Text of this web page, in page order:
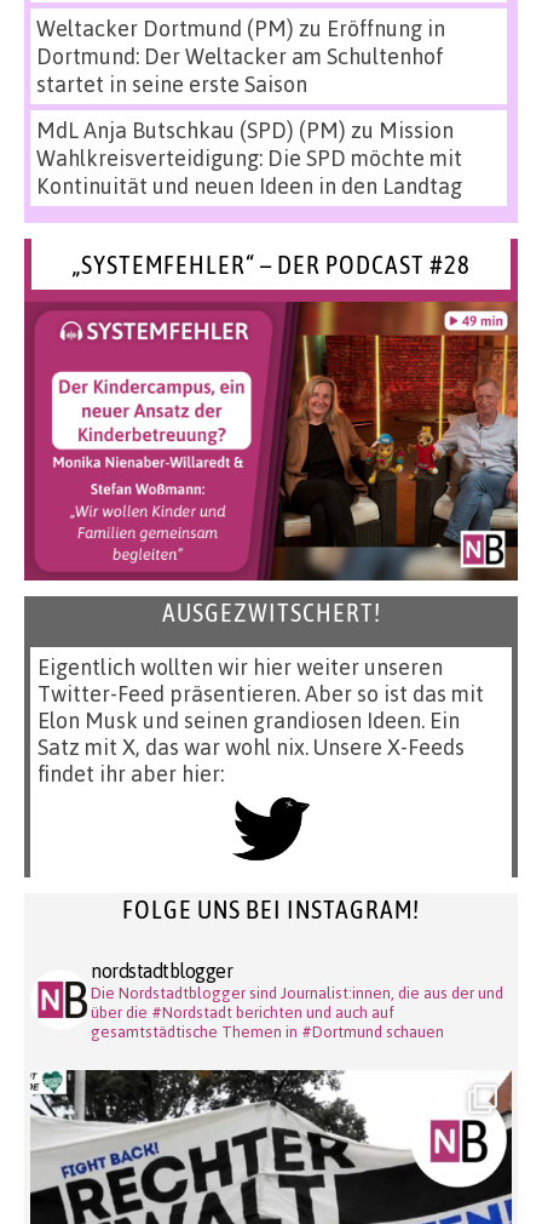
Weltacker Dortmund (PM) zu Eröffnung in
Dortmund: Der Weltacker am Schultenhof
startet in seine erste Saison
MdL Anja Butschkau (SPD) (PM) zu Mission
Wahlkreisverteidigung: Die SPD möchte mit
Kontinuität und neuen Ideen in den Landtag
„SYSTEMFEHLER“ – DER PODCAST #28
AUSGEZWITSCHERT!
Eigentlich wollten wir hier weiter unseren
Twitter-Feed präsentieren. Aber so ist das mit
Elon Musk und seinen grandiosen Ideen. Ein
Satz mit X, das war wohl nix. Unsere X-Feeds
findet ihr aber hier:
FOLGE UNS BEI INSTAGRAM!
nordstadtblogger
Die Nordstadtblogger sind Journalist:innen, die aus der und
über die #Nordstadt berichten und auch auf
gesamtstädtische Themen in #Dortmund schauen